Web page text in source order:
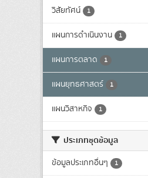
วิสัยทัศน์ 1
แผนการดำเนินงาน 1
แผนการตลาด 1
แผนยุทธศาสตร์ 1
แผนวิสาหกิจ 1
ประเภทชุดข้อมูล
ข้อมูลประเภทอื่นๆ 1